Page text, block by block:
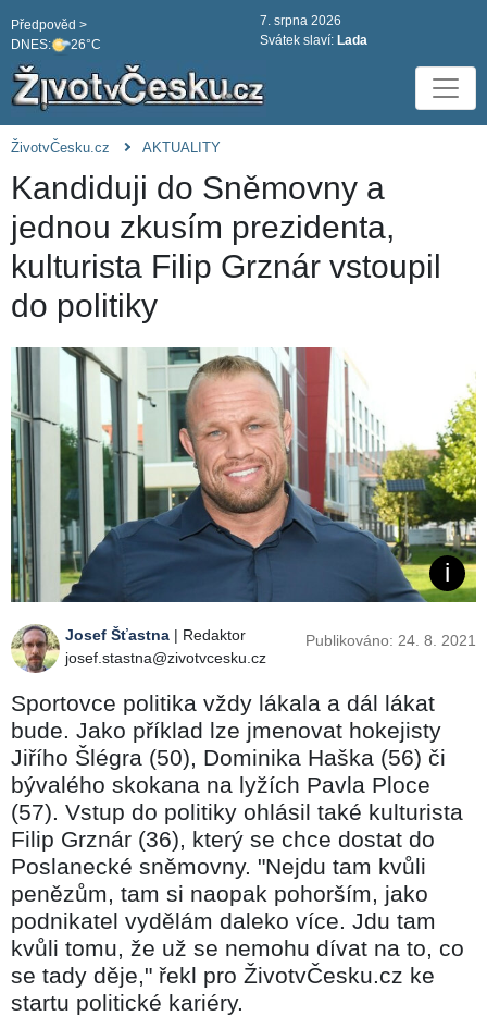
DNES: 26°C
Předpověd >
7. srpna 2026
Svátek slaví: Lada
ŽivotvČesku.cz AKTUALITY
Kandiduji do Sněmovny a
jednou zkusím prezidenta,
kulturista Filip Grznár vstoupil
do politiky
Josef Šťastna | Redaktor
josef.stastna@zivotvcesku.cz
Publikováno: 24. 8. 2021
Sportovce politika vždy lákala a dál lákat
bude. Jako příklad lze jmenovat hokejisty
Jiřího Šlégra (50), Dominika Haška (56) či
bývalého skokana na lyžích Pavla Ploce
(57). Vstup do politiky ohlásil také kulturista
Filip Grznár (36), který se chce dostat do
Poslanecké sněmovny. "Nejdu tam kvůli
penězům, tam si naopak pohorším, jako
podnikatel vydělám daleko více. Jdu tam
kvůli tomu, že už se nemohu dívat na to, co
se tady děje," řekl pro ŽivotvČesku.cz ke
startu politické kariéry.